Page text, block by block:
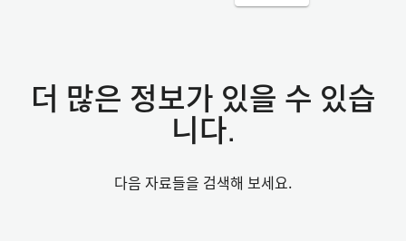
더 많은 정보가 있을 수 있습
니다.
다음 자료들을 검색해 보세요.